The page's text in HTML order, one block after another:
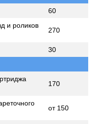
60
и роликов
270
30
170
от 150